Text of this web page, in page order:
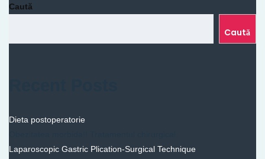
Caută
Caută
Dieta postoperatorie
Laparoscopic Gastric Plication-Surgical Technique